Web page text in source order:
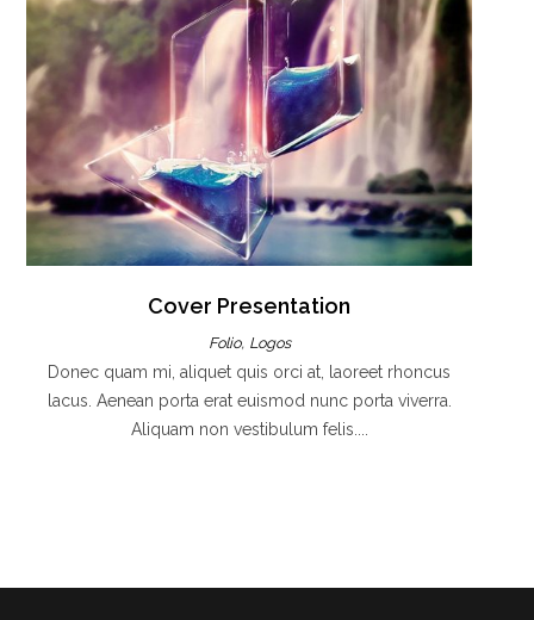
Cover Presentation
Folio, Logos
Donec quam mi, aliquet quis orci at, laoreet rhoncus
lacus. Aenean porta erat euismod nunc porta viverra.
Aliquam non vestibulum felis....